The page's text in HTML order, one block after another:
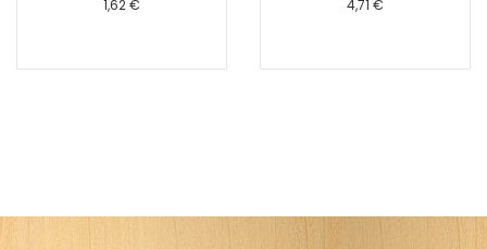
1,62 €
4,71 €